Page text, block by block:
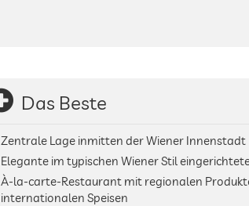
Das Beste
Zentrale Lage inmitten der Wiener Innenstadt
Elegante im typischen Wiener Stil
À-la-carte-Restaurant mit regionalen
internationalen Speisen